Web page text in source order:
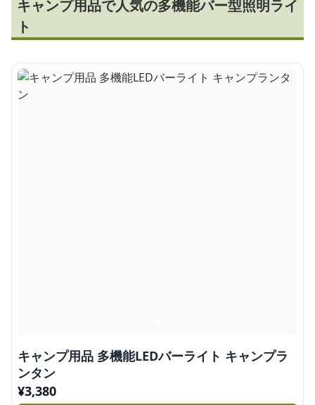
キャンプ用品で人気の多機能バー型照明ライ
ト
キャンプ用品 多機能LEDバーライト キャンプラ
ンタン
¥3,380